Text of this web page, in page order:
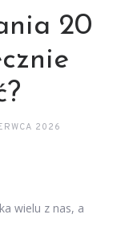
20
2026
wielu z nas, a